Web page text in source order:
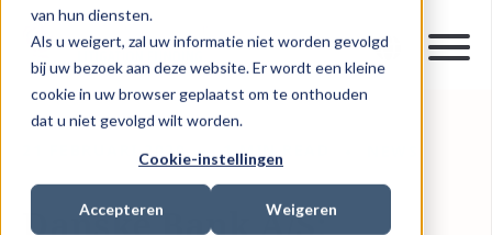
van hun diensten.
Als u weigert, zal uw informatie niet worden gevolgd
bij uw bezoek aan deze website. Er wordt een kleine
cookie in uw browser geplaatst om te onthouden
dat u niet gevolgd wilt worden.
Cookie-instellingen
Accepteren Weigeren
21 FEBRUARI 2020 1 MIN READ
Danske Bank A/S: